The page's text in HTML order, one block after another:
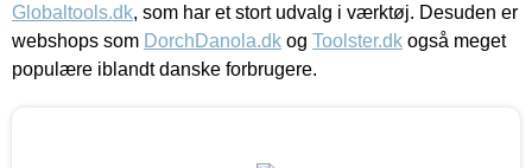
Globaltools.dk, som har et stort udvalg i værktøj. Desuden er
webshops som DorchDanola.dk og Toolster.dk også meget
populære iblandt danske forbrugere.